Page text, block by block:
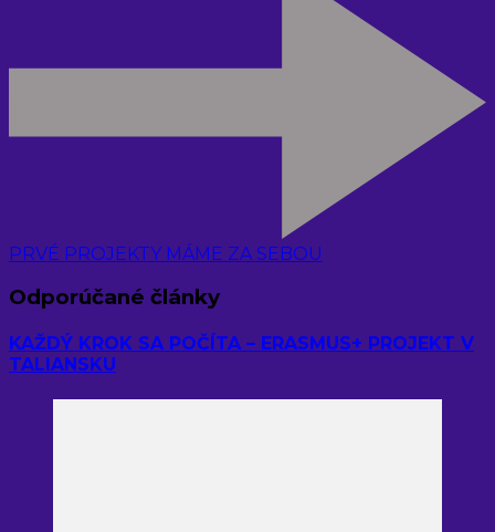
PRVÉ PROJEKTY MÁME ZA SEBOU
Odporúčané články
KAŽDÝ KROK SA POČÍTA – ERASMUS+ PROJEKT V
TALIANSKU